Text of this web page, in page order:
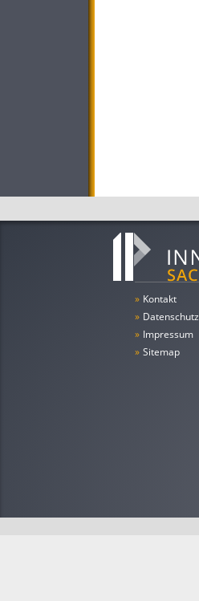
» Kontakt
» Datenschutz
» Impressum
» Sitemap